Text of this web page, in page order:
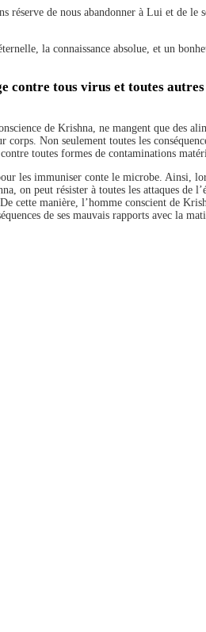
réserve de nous abandonner à Lui et de le
la connaissance absolue, et un
contre tous virus et toutes
de Krishna, ne mangent que des
Non seulement toutes les
toutes formes de contaminations
les immuniser conte le microbe. Ainsi,
on peut résister à toutes les attaques de
cette manière, l’homme conscient de
de ses mauvais rapports avec la